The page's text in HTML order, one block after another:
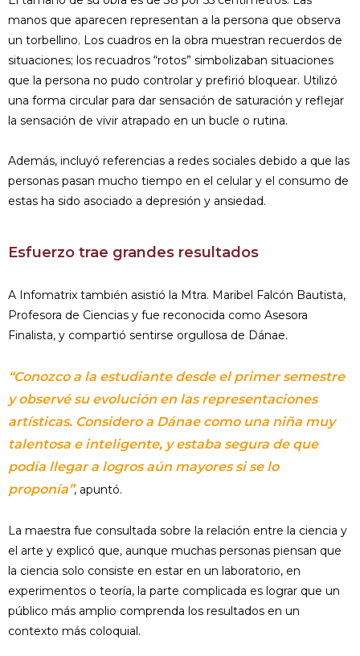
manos que aparecen representan a la persona que observa
un torbellino. Los cuadros en la obra muestran recuerdos de
situaciones; los recuadros “rotos” simbolizaban situaciones
que la persona no pudo controlar y prefirió bloquear. Utilizó
una forma circular para dar sensación de saturación y reflejar
la sensación de vivir atrapado en un bucle o rutina.
Además, incluyó referencias a redes sociales debido a que las
personas pasan mucho tiempo en el celular y el consumo de
estas ha sido asociado a depresión y ansiedad.
Esfuerzo trae grandes resultados
A Infomatrix también asistió la Mtra. Maribel Falcón Bautista,
Profesora de Ciencias y fue reconocida como Asesora
Finalista, y compartió sentirse orgullosa de Dánae.
“Conozco a la estudiante desde el primer semestre
y observé su evolución en las representaciones
artísticas. Considero a Dánae como una niña muy
talentosa e inteligente, y estaba segura de que
podía llegar a logros aún mayores si se lo
proponía”, apuntó.
La maestra fue consultada sobre la relación entre la ciencia y
el arte y explicó que, aunque muchas personas piensan que
la ciencia solo consiste en estar en un laboratorio, en
experimentos o teoría, la parte complicada es lograr que un
público más amplio comprenda los resultados en un
contexto más coloquial.